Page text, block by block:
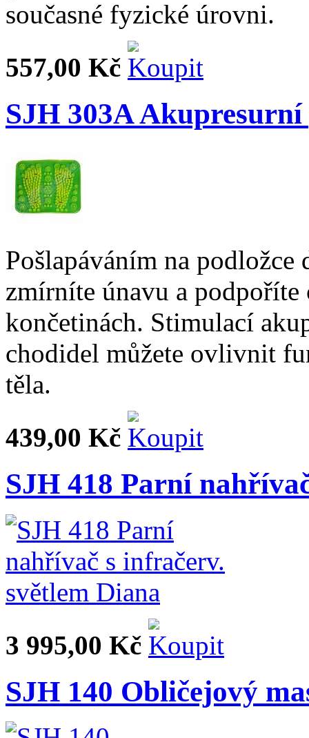
současné fyzické úrovni.
557,00 Kč
SJH 303A
Pošlapáváním na
zmírníte únavu a
končetinách. Stimulací
chodidel můžete ovlivnit
těla.
439,00 Kč
SJH 418 Parní
3 995,00 Kč
SJH 140 Obličejový